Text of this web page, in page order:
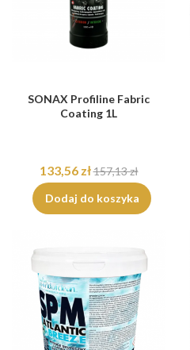
SONAX Profiline Fabric
Coating 1L
133,56 zł157,13 zł
Dodaj do koszyka